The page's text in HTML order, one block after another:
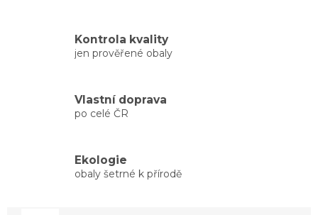
Kontrola kvality
jen prověřené obaly
Vlastní doprava
po celé ČR
Ekologie
obaly šetrné k přírodě